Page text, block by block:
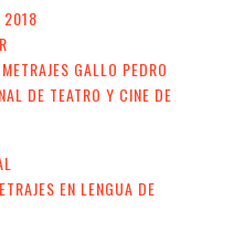
2018
GALLO PEDRO
DE TEATRO Y CINE DE
EN LENGUA DE